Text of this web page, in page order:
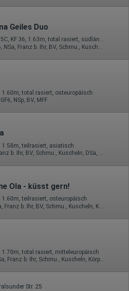
Geiles Duo
22 Jahre, 75C, KF 36, 1.63m, total rasiert, südländisch
1.60m, total rasiert, osteuropäisch
NSp, BV, MFF
1.58m, teilrasiert, asiatisch
69, NSa, Franz b. Ihr, BV, Schmu., Kuscheln, DSa, DSp
Ola - küsst gern!
1.60m, teilrasiert, osteuropäisch
1.70m, total rasiert, mitteleuropäisch
69, GF6, NSa, Franz b. Ihr, Schmu., Kuscheln, Körperküs., AV b. Ihm
Str. 25